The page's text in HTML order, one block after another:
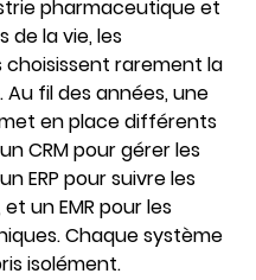
pharmaceutique et
de la vie, les
choisissent rarement la
fil des années, une
en place différents
CRM pour gérer les
ERP pour suivre les
un EMR pour les
Chaque système
isolément.